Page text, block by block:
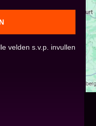
velden s.v.p. invullen